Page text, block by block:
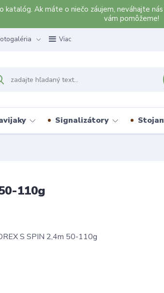
katalóg. Ak máte o niečo záujem, neváhajte
vám pomôžeme!
Viac
Signalizátory
110g